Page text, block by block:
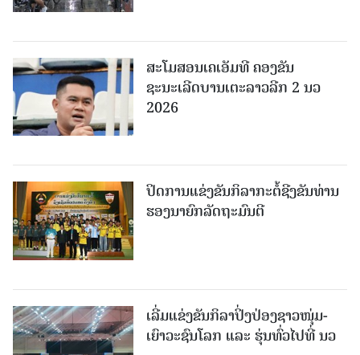
ສະໂມສອນເຄເອັມທີ ຄອງຂັນ
ຊະນະເລີດບານເຕະລາວລີກ 2 ນວ
2026
ປິດການແຂ່ງຂັນກິລາກະຕໍ້ຊີງຂັນທ່ານ
ຮອງນາຍົກລັດຖະມົນຕີ
ເລີ່ມແຂ່ງຂັນກິລາປິ່ງປ່ອງຊາວໜຸ່ມ-
ເຍົາວະຊົນໂລກ ແລະ ຮຸ່ນທົ່ວໄປທີ່ ນວ